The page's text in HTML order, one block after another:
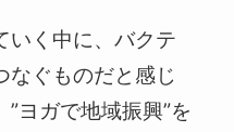
いく中に、バクテ
なぐものだと感じ
ヨガで地域振興”を